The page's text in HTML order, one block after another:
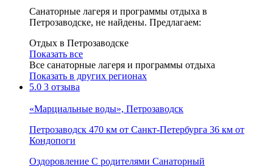
Cанаторные лагеря и программы отдыха в
Петрозаводске, не найдены. Предлагаем:
Отдых в Петрозаводске
Показать все
Все cанаторные лагеря и программы отдыха
Показать в других регионах
5.0 3 отзыва
«Марциальные воды», Петрозаводск
Петрозаводск 470 км от Санкт-Петербурга 36 км от
Кондопоги
Оздоровление С родителями Санаторный